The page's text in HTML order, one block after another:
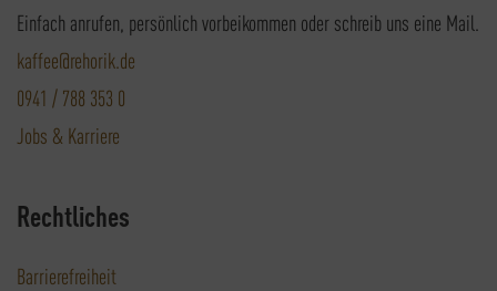
Einfach anrufen, persönlich vorbeikommen oder schreib uns eine Mail.
kaffee@rehorik.de
0941 / 788 353 0
Jobs & Karriere
Rechtliches
Barrierefreiheit